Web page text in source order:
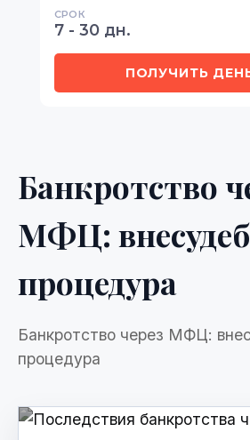
СРОК
7 - 30 дн.
ПОЛУЧИТЬ
Банкротство
МФЦ:
процедура
Банкротство через МФЦ:
процедура